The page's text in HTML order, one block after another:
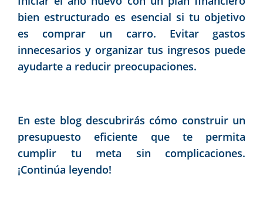
bien estructurado es esencial si tu objetivo
es comprar un carro. Evitar gastos
innecesarios y organizar tus ingresos puede
ayudarte a reducir preocupaciones.
En este blog descubrirás cómo construir un
presupuesto eficiente que te permita
cumplir tu meta sin complicaciones.
¡Continúa leyendo!